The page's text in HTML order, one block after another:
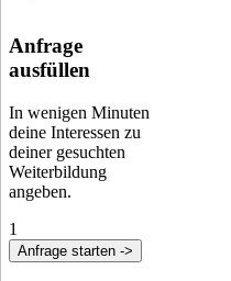
Anfrage
ausfüllen
In wenigen Minuten
deine Interessen zu
deiner gesuchten
Weiterbildung
angeben.
1
Anfrage starten ->